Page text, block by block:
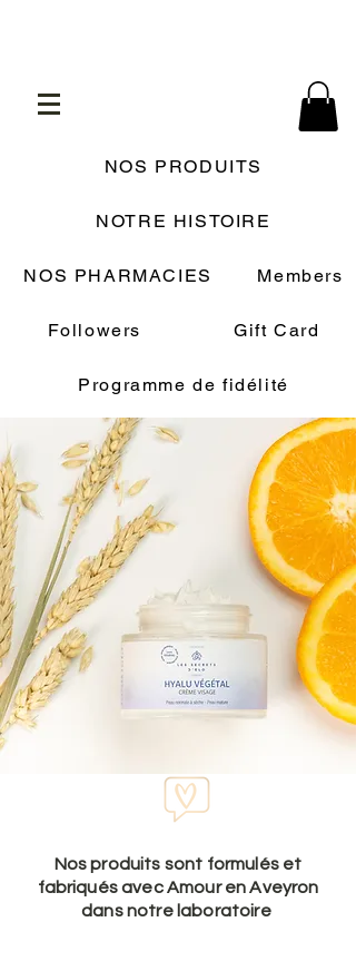
NOS PRODUITS
NOTRE HISTOIRE
NOS PHARMACIES Members
Followers Gift Card
Programme de fidélité
Nos produits sont formulés et
fabriqués avec Amour en Aveyron
dans notre laboratoire